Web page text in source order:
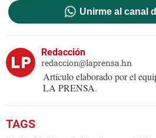
Unirme al canal
Redacción
redaccion@laprensa.hn
Artículo elaborado por el
LA PRENSA.